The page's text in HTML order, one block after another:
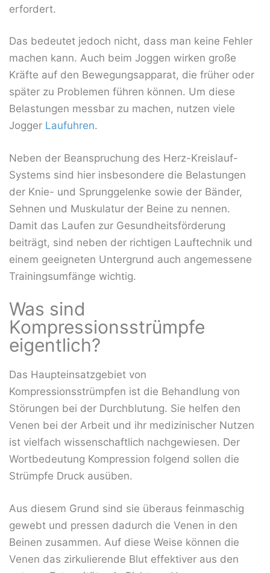
erfordert.
Das bedeutet jedoch nicht, dass man keine Fehler
machen kann. Auch beim Joggen wirken große
Kräfte auf den Bewegungsapparat, die früher oder
später zu Problemen führen können. Um diese
Belastungen messbar zu machen, nutzen viele
Jogger Laufuhren.
Neben der Beanspruchung des Herz-Kreislauf-
Systems sind hier insbesondere die Belastungen
der Knie- und Sprunggelenke sowie der Bänder,
Sehnen und Muskulatur der Beine zu nennen.
Damit das Laufen zur Gesundheitsförderung
beiträgt, sind neben der richtigen Lauftechnik und
einem geeigneten Untergrund auch angemessene
Trainingsumfänge wichtig.
Was sind
Kompressionsstrümpfe
eigentlich?
Das Haupteinsatzgebiet von
Kompressionsstrümpfen ist die Behandlung von
Störungen bei der Durchblutung. Sie helfen den
Venen bei der Arbeit und ihr medizinischer Nutzen
ist vielfach wissenschaftlich nachgewiesen. Der
Wortbedeutung Kompression folgend sollen die
Strümpfe Druck ausüben.
Aus diesem Grund sind sie überaus feinmaschig
gewebt und pressen dadurch die Venen in den
Beinen zusammen. Auf diese Weise können die
Venen das zirkulierende Blut effektiver aus den